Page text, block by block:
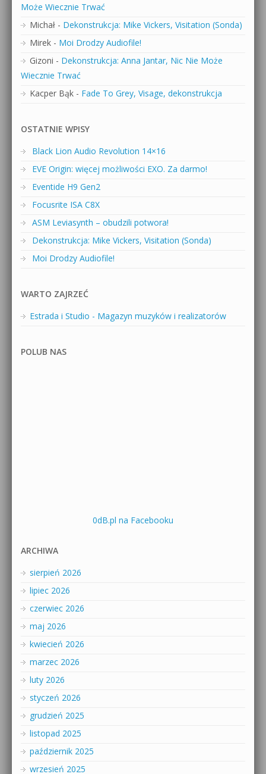
Może Wiecznie Trwać
Michał - Dekonstrukcja: Mike Vickers, Visitation (Sonda)
Mirek - Moi Drodzy Audiofile!
Gizoni - Dekonstrukcja: Anna Jantar, Nic Nie Może
Wiecznie Trwać
Kacper Bąk - Fade To Grey, Visage, dekonstrukcja
OSTATNIE WPISY
Black Lion Audio Revolution 14×16
EVE Origin: więcej możliwości EXO. Za darmo!
Eventide H9 Gen2
Focusrite ISA C8X
ASM Leviasynth – obudzili potwora!
Dekonstrukcja: Mike Vickers, Visitation (Sonda)
Moi Drodzy Audiofile!
WARTO ZAJRZEĆ
Estrada i Studio - Magazyn muzyków i realizatorów
POLUB NAS
0dB.pl na Facebooku
ARCHIWA
sierpień 2026
lipiec 2026
czerwiec 2026
maj 2026
kwiecień 2026
marzec 2026
luty 2026
styczeń 2026
grudzień 2025
listopad 2025
październik 2025
wrzesień 2025